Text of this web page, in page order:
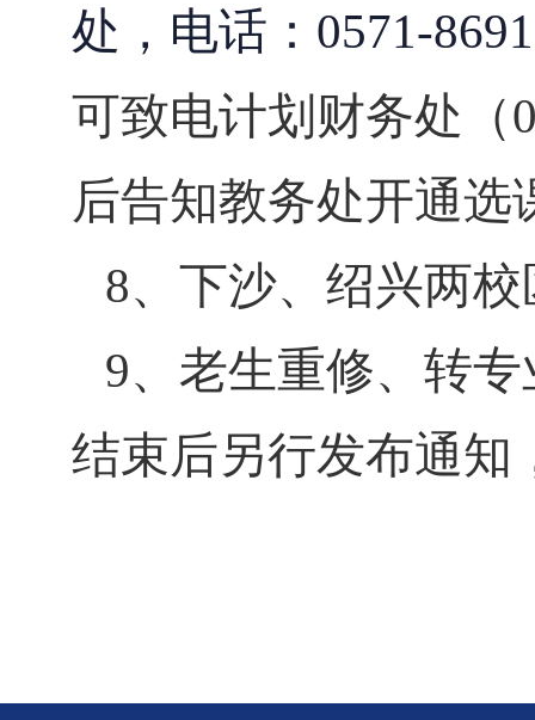
处，电话： 0571-
可致电计划财务处（
后告知教务处开通选
8、下沙、绍兴两
9、老生重修、转
结束后另行发布通知